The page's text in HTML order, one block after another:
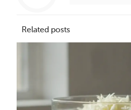
Related posts